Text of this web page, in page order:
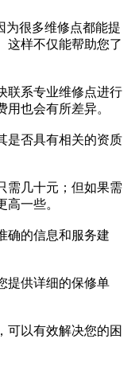
为很多维修点都能提
这样不仅能帮助您了
联系专业维修点进行
也会有所差异。
是否具有相关的资质
需几十元；但如果需
一些。
确的信息和服务建
提供详细的保修单
可以有效解决您的困